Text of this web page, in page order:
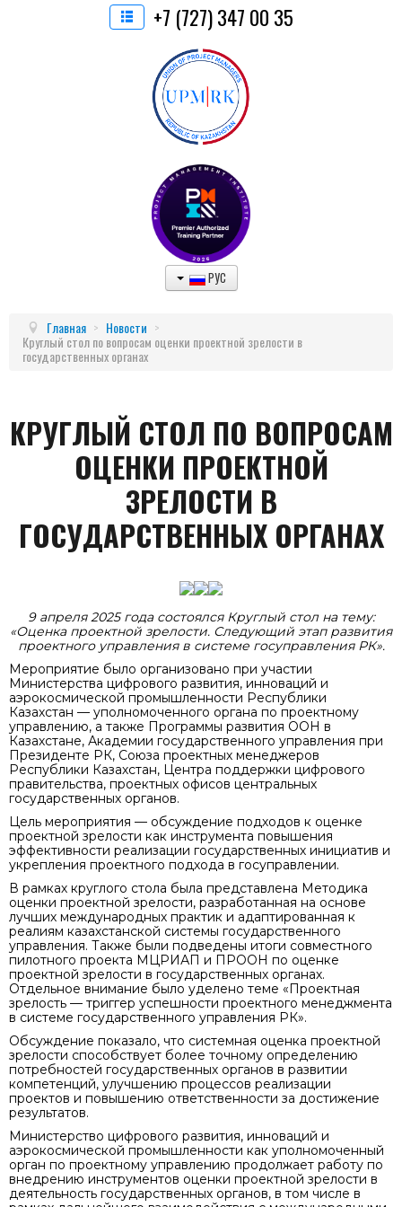
+7 (727) 347 00 35
РУС
Главная > Новости >
Круглый стол по вопросам оценки проектной зрелости в
государственных органах
КРУГЛЫЙ СТОЛ ПО ВОПРОСАМ
ОЦЕНКИ ПРОЕКТНОЙ
ЗРЕЛОСТИ В
ГОСУДАРСТВЕННЫХ ОРГАНАХ
9 апреля 2025 года состоялся Круглый стол на тему:
«Оценка проектной зрелости. Следующий этап развития
проектного управления в системе госуправления РК».
Мероприятие было организовано при участии
Министерства цифрового развития, инноваций и
аэрокосмической промышленности Республики
Казахстан — уполномоченного органа по проектному
управлению, а также Программы развития ООН в
Казахстане, Академии государственного управления при
Президенте РК, Союза проектных менеджеров
Республики Казахстан, Центра поддержки цифрового
правительства, проектных офисов центральных
государственных органов.
Цель мероприятия — обсуждение подходов к оценке
проектной зрелости как инструмента повышения
эффективности реализации государственных инициатив и
укрепления проектного подхода в госуправлении.
В рамках круглого стола была представлена Методика
оценки проектной зрелости, разработанная на основе
лучших международных практик и адаптированная к
реалиям казахстанской системы государственного
управления. Также были подведены итоги совместного
пилотного проекта МЦРИАП и ПРООН по оценке
проектной зрелости в государственных органах.
Отдельное внимание было уделено теме «Проектная
зрелость — триггер успешности проектного менеджмента
в системе государственного управления РК».
Обсуждение показало, что системная оценка проектной
зрелости способствует более точному определению
потребностей государственных органов в развитии
компетенций, улучшению процессов реализации
проектов и повышению ответственности за достижение
результатов.
Министерство цифрового развития, инноваций и
аэрокосмической промышленности как уполномоченный
орган по проектному управлению продолжает работу по
внедрению инструментов оценки проектной зрелости в
деятельность государственных органов, в том числе в